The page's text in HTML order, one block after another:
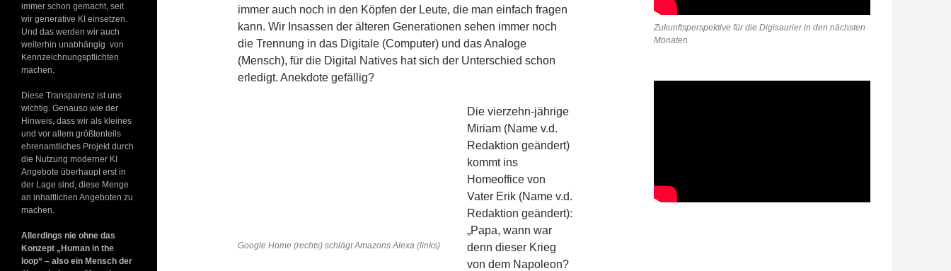
immer auch noch in den Köpfen der Leute, die man einfach fragen
kann. Wir Insassen der älteren Generationen sehen immer noch
die Trennung in das Digitale (Computer) und das Analoge
(Mensch), für die Digital Natives hat sich der Unterschied schon
erledigt. Anekdote gefällig?
Google Home (rechts) schlägt Amazons Alexa (links)
Die vierzehn-jährige
Miriam (Name v.d.
Redaktion geändert)
kommt ins
Homeoffice von
Vater Erik (Name v.d.
Redaktion geändert):
„Papa, wann war
denn dieser Krieg
von dem Napoleon?
Zukunftsperspektive für die Digisaurier in den nächsten
Monaten
immer schon gemacht, seit
wir generative KI einsetzen.
Und das werden wir auch
weiterhin unabhängig von
Kennzeichnungspflichten
machen.
Diese Transparenz ist uns
wichtig. Genauso wie der
Hinweis, dass wir als kleines
und vor allem größtenteils
ehrenamtliches Projekt durch
die Nutzung moderner KI
Angebote überhaupt erst in
der Lage sind, diese Menge
an inhaltlichen Angeboten zu
machen.
Allerdings nie ohne das
Konzept „Human in the
loop“ – also ein Mensch der